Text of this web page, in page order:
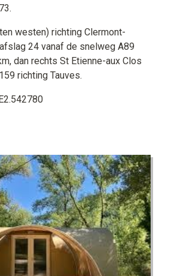
westen) richting Clermont-
24 vanaf de snelweg A89
dan rechts St Etienne-aux Clos
richting Tauves.